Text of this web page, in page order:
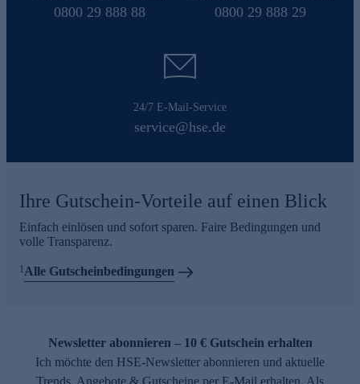
0800 29 888 88 0800 29 888 29
24/7 E-Mail-Service
service@hse.de
Ihre Gutschein-Vorteile auf einen Blick
Einfach einlösen und sofort sparen. Faire Bedingungen und
volle Transparenz.
1 Alle Gutscheinbedingungen
Newsletter abonnieren – 10 € Gutschein erhalten
Ich möchte den HSE-Newsletter abonnieren und aktuelle